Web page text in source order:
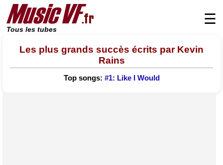
Tous les tubes
☰
Les plus grands succès écrits par Kevin
Rains
Top songs: #1: Like I Would